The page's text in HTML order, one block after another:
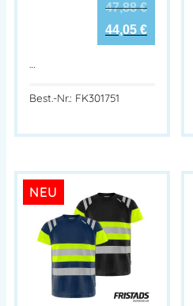
47,88€
44,05 €
…
Best.-Nr.: FK301751
NEU